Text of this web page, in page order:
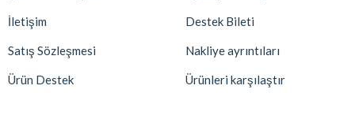
İletişim
Satış Sözleşmesi
Ürün Destek
Destek Bileti
Nakliye ayrıntıları
Ürünleri karşılaştır